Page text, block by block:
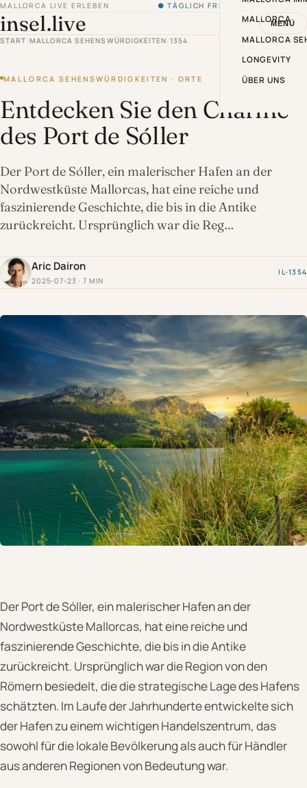
MALLORCA LIVE ERLEBEN ● TÄGLICH FRISCH VON DER INSEL
insel.live MENÜ
MALLORCA
MALLORCA
LONGEVITY
ÜBER UNS
START /MALLORCA SEHENSWÜRDIGKEITEN 1354
MALLORCA SEHENSWÜRDIGKEITEN · ORTE
Entdecken Sie den Charme
des Port de Sóller
Der Port de Sóller, ein malerischer Hafen an der
Nordwestküste Mallorcas, hat eine reiche und
faszinierende Geschichte, die bis in die Antike
zurückreicht. Ursprünglich war die Reg…
Aric Dairon
2025-07-23 · 7 MIN
IL-1354
Der Port de Sóller, ein malerischer Hafen an der
Nordwestküste Mallorcas, hat eine reiche und
faszinierende Geschichte, die bis in die Antike
zurückreicht. Ursprünglich war die Region von den
Römern besiedelt, die die strategische Lage des Hafens
schätzten. Im Laufe der Jahrhunderte entwickelte sich
der Hafen zu einem wichtigen Handelszentrum, das
sowohl für die lokale Bevölkerung als auch für Händler
aus anderen Regionen von Bedeutung war.